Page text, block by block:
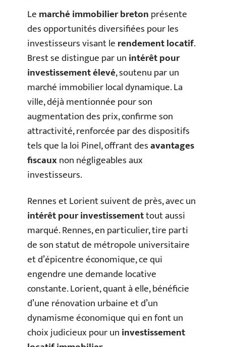
Lemarché immobilier bretonprésente
des opportunités diversifiées pour les
investisseurs visant lerendement locatif.
Brest se distingue par unintérêt pour
investissement élevé, soutenu par un
marché immobilier local dynamique. La
ville, déjà mentionnée pour son
augmentation des prix, confirme son
attractivité, renforcée par des dispositifs
tels que la loi Pinel, offrant desavantages
fiscauxnon négligeables aux
investisseurs.
Rennes et Lorient suivent de près, avec un
intérêt pour investissementtout aussi
marqué. Rennes, en particulier, tire parti
de son statut de métropole universitaire
et d’épicentre économique, ce qui
engendre une demande locative
constante. Lorient, quant à elle, bénéficie
d’une rénovation urbaine et d’un
dynamisme économique qui en font un
choix judicieux pour uninvestissement